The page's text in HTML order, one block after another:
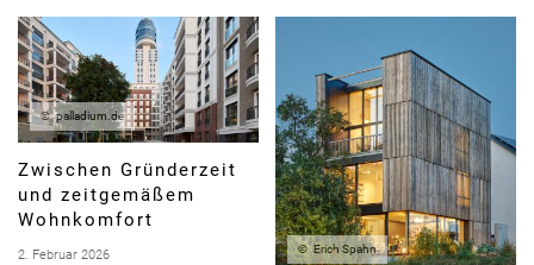
palladium.de
Zwischen Gründerzeit
und zeitgemäßem
Wohnkomfort
2. Februar 2026
Erich Spahn